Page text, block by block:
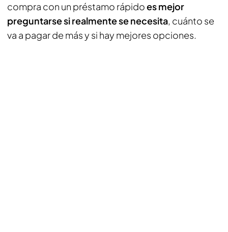
compra con un préstamo rápidoes mejor
preguntarse si realmente se necesita, cuánto se
va a pagar de más y si hay mejores opciones.